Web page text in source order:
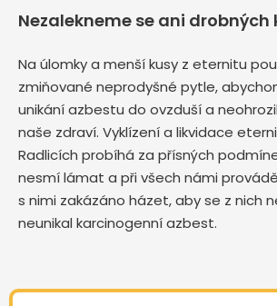
Nezalekneme se ani
Na úlomky a menší kusy z eternitu
zmiňované neprodyšné pytle,
unikání azbestu do ovzduší a
naše zdraví. Vyklízení a likvidace
Radlicích probíhá za přísných
nesmí lámat a při všech námi
s nimi zakázáno házet, aby se z nich
neunikal karcinogenní azbest.